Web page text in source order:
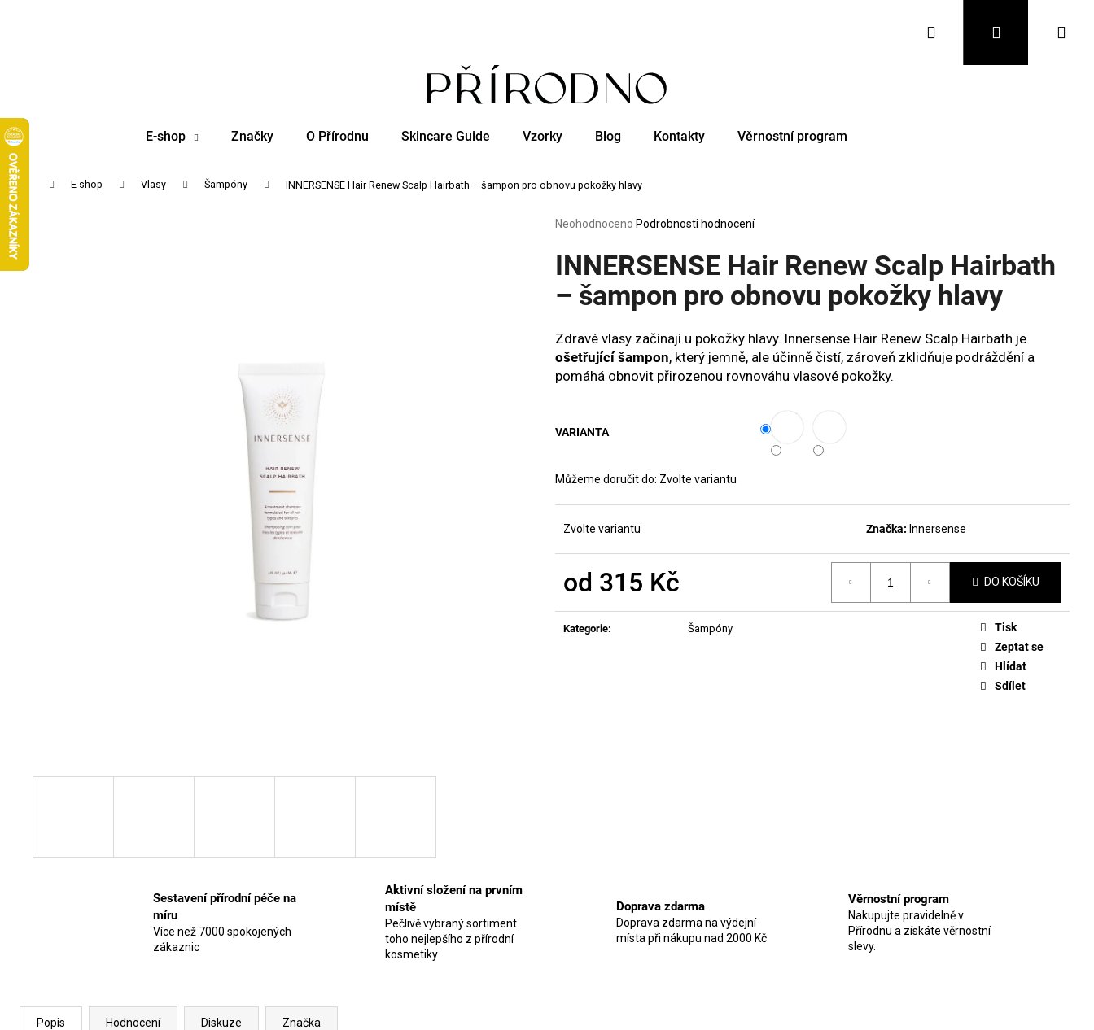
Hledat Přihlášení
E-shop Značky O Přírodnu Skincare Guide Vzorky Blog Kontakty Věrnostní program
Domů E-shop Vlasy Šampóny INNERSENSE Hair Renew Scalp Hairbath – šampon pro obnovu pokožky hlavy
Průměrné
produktu
z
hvězdiček.
Neohodnoceno Podrobnosti hodnocení
INNERSENSE Hair Renew Scalp Hairbath
– šampon pro obnovu pokožky hlavy
Zdravé vlasy začínají u pokožky hlavy. Innersense Hair Renew Scalp Hairbath je
ošetřující šampon, který jemně, ale účinně čistí, zároveň zklidňuje podráždění a
pomáhá obnovit přirozenou rovnováhu vlasové pokožky.
VARIANTA
Můžeme doručit do: Zvolte variantu
Zvolte variantu Značka: Innersense
od 315 Kč DO KOŠÍKU
Kategorie: Šampóny
Tisk
Zeptat se
Hlídat
Sdílet
Sestavení přírodní péče na
míru
Více než 7000 spokojených
zákaznic
Aktivní složení na prvním
místě
Pečlivě vybraný sortiment
toho nejlepšího z přírodní
kosmetiky
Doprava zdarma
Doprava zdarma na výdejní
místa při nákupu nad 2000 Kč
Věrnostní program
Nakupujte pravidelně v
Přírodnu a získáte věrnostní
slevy.
Popis Hodnocení Diskuze Značka
Co potřebujete najít?
MANUCURIST ODLAKOVAČ GREEN™ &
ACTIVE - GENTLE REMOVER 50ML